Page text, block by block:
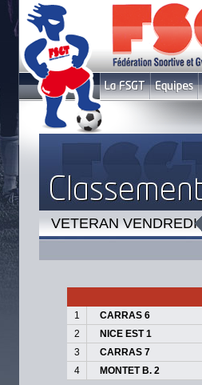
VETERAN VENDREDI 1
1
CARRAS 6
2
NICE EST 1
3
CARRAS 7
4
MONTET B. 2